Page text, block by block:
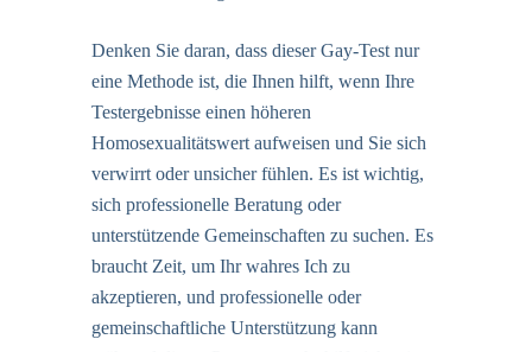
Denken Sie daran, dass dieser Gay-Test nur
eine Methode ist, die Ihnen hilft, wenn Ihre
Testergebnisse einen höheren
Homosexualitätswert aufweisen und Sie sich
verwirrt oder unsicher fühlen. Es ist wichtig,
sich professionelle Beratung oder
unterstützende Gemeinschaften zu suchen. Es
braucht Zeit, um Ihr wahres Ich zu
akzeptieren, und professionelle oder
gemeinschaftliche Unterstützung kann